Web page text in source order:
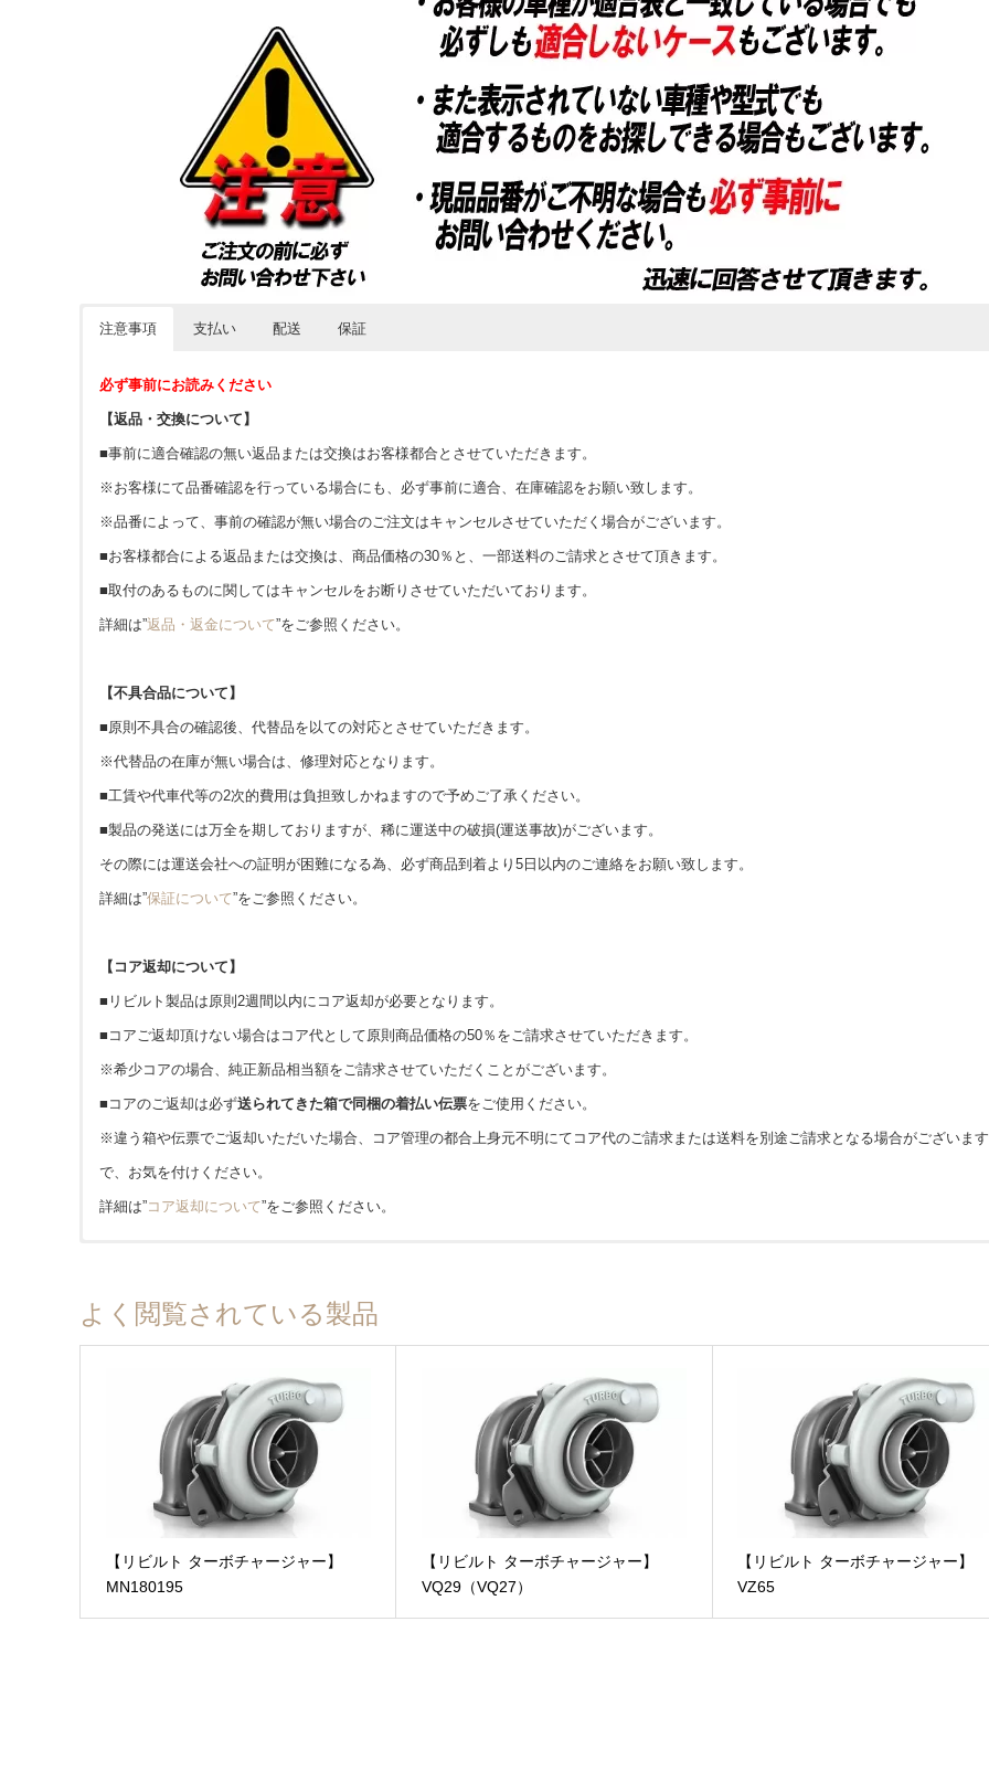
注意事項 支払い 配送 保証
必ず事前にお読みください
【返品・交換について】
■事前に適合確認の無い返品または交換はお客様都合とさせていただきます。
※お客様にて品番確認を行っている場合にも、必ず事前に適合、在庫確認をお願い致します。
※品番によって、事前の確認が無い場合のご注文はキャンセルさせていただく場合がございます。
■お客様都合による返品または交換は、商品価格の30％と、一部送料のご請求とさせて頂きます。
■取付のあるものに関してはキャンセルをお断りさせていただいております。
詳細は”返品・返金について”をご参照ください。
【不具合品について】
■原則不具合の確認後、代替品を以ての対応とさせていただきます。
※代替品の在庫が無い場合は、修理対応となります。
■工賃や代車代等の2次的費用は負担致しかねますので予めご了承ください。
■製品の発送には万全を期しておりますが、稀に運送中の破損(運送事故)がございます。
その際には運送会社への証明が困難になる為、必ず商品到着より5日以内のご連絡をお願い致します。
詳細は”保証について”をご参照ください。
【コア返却について】
■リビルト製品は原則2週間以内にコア返却が必要となります。
■コアご返却頂けない場合はコア代として原則商品価格の50％をご請求させていただきます。
※希少コアの場合、純正新品相当額をご請求させていただくことがございます。
■コアのご返却は必ず送られてきた箱で同梱の着払い伝票をご使用ください。
※違う箱や伝票でご返却いただいた場合、コア管理の都合上身元不明にてコア代のご請求または送料を別途ご請求となる場合がございま
で、お気を付けください。
詳細は”コア返却について”をご参照ください。
PayPay
代金引換(宅急便コレクト)
商品合計価格(送料含む)
～ 9,999 円
銀行振込
NP後払い(コンビニ・郵便局・銀行)
メールリンク決済
1,650 円 3日
0 円 2日
0 円 1日
中部 0 円
保証内容、適用外となるケースについてなど、詳細は”
よく閲覧されている製品
【リビルト ターボチャージャー】
MN180195
【リビルト ターボチャージャー】
VQ29（VQ27）
【リビルト ターボチャージャー】
VZ65